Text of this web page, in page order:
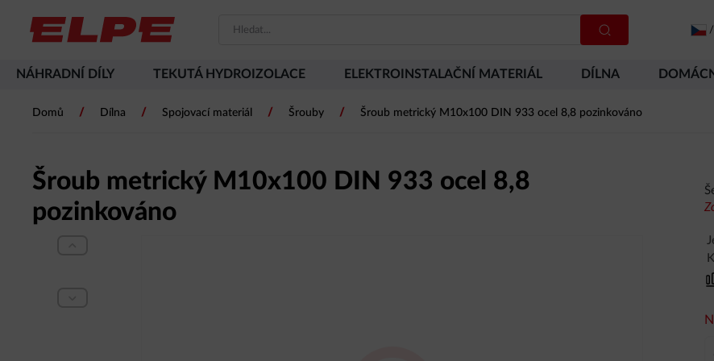
/
NÁHRADNÍ DÍLY TEKUTÁ HYDROIZOLACE ELEKTROINSTALAČNÍ MATERIÁL DÍLNA
Domů / Dílna / Spojovací materiál / Šrouby / Šroub metrický M10x100 DIN 933 ocel 8,8 pozinkováno
Šroub metrický M10x100 DIN 933 ocel 8,8
pozinkováno